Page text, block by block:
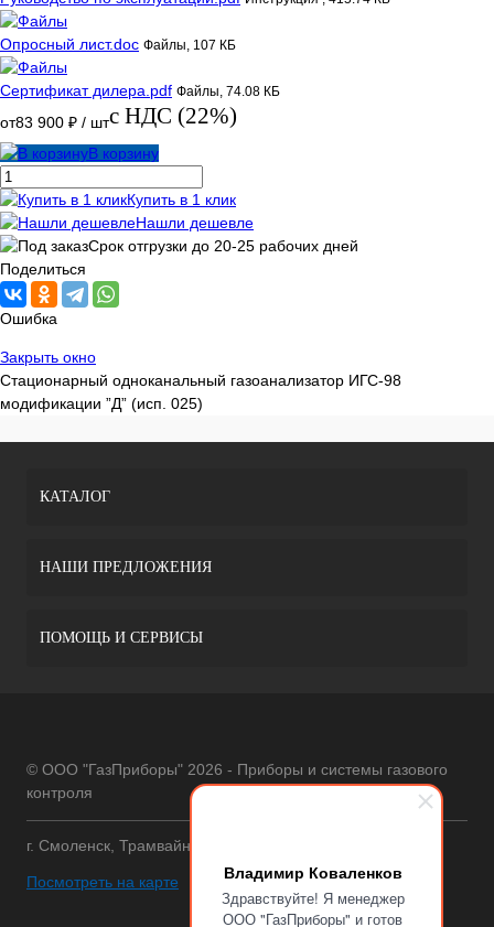
Владимир Коваленков
Здравствуйте! Я менеджер
ООО "ГазПриборы" и готов
Опросный лист.doc Файлы, 107 КБ
Сертификат дилера.pdf Файлы, 74.08 КБ
от83 900 ₽ / штс НДС (22%)
В корзину
Купить в 1 клик
Нашли дешевле
Срок отгрузки до 20-25 рабочих дней
Поделиться
Ошибка
Закрыть окно
Стационарный одноканальный газоанализатор ИГС-98
модификации ”Д” (исп. 025)
КАТАЛОГ
НАШИ ПРЕДЛОЖЕНИЯ
ПОМОЩЬ И СЕРВИСЫ
© ООО "ГазПриборы" 2026 - Приборы и системы газового
контроля
г. Смоленск, Трамвайный проезд, 12
Посмотреть на карте